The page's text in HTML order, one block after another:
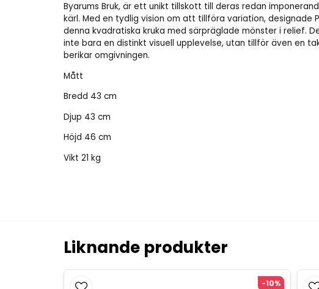
Byarums Bruk, är ett unikt tillskott till deras redan
kärl. Med en tydlig vision om att tillföra variation, designade
denna kvadratiska kruka med särpräglade mönster i relief.
inte bara en distinkt visuell upplevelse, utan tillför även en
berikar omgivningen.
Mått
Bredd 43 cm
Djup 43 cm
Höjd 46 cm
Vikt 21 kg
Liknande produkter
-10%